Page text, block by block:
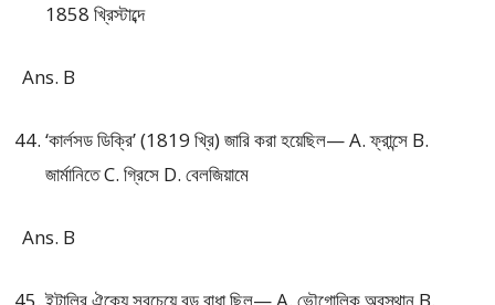
1858 খ্রিস্টাব্দে
Ans. B
‘কার্লসড ডিক্রি’ (1819 খ্রি) জারি করা হয়েছিল— A. ফ্রান্সে B.
জার্মানিতে C. গ্রিসে D. বেলজিয়ামে
Ans. B